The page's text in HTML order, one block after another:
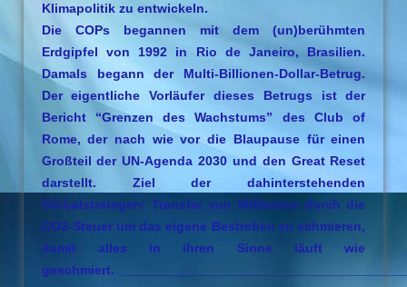
Klimapolitik zu entwickeln.
Die COPs begannen mit dem (un)berühmten
Erdgipfel von 1992 in Rio de Janeiro, Brasilien.
Damals begann der Multi-Billionen-Dollar-Betrug.
Der eigentliche Vorläufer dieses Betrugs ist der
Bericht “Grenzen des Wachstums” des Club of
Rome, der nach wie vor die Blaupause für einen
Großteil der UN-Agenda 2030 und den Great Reset
darstellt. Ziel der dahinterstehenden
Globalstrategen: Transfer von Milliarden durch die
CO2-Steuer um das eigene Bestreben zu schmieren,
damit alles in ihren Sinne läuft wie
geschmiert.